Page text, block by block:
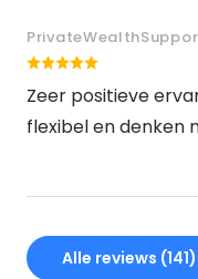
Zeer positieve
flexibel en denken
Alle reviews (141)